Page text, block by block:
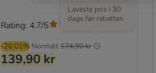
-20.01% Normalt174,90 kr
Laveste pris i 30
dage før rabatten
139,90 kr
Rating: 4.7/5